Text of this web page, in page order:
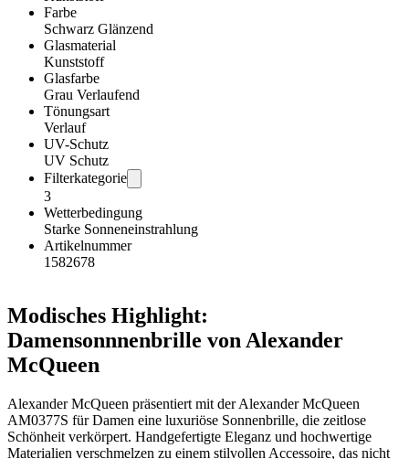
Farbe
Schwarz Glänzend
Glasmaterial
Kunststoff
Glasfarbe
Grau Verlaufend
Tönungsart
Verlauf
UV-Schutz
UV Schutz
Filterkategorie
3
Wetterbedingung
Starke Sonneneinstrahlung
Artikelnummer
1582678
Modisches Highlight:
Damensonnnenbrille von Alexander
McQueen
Alexander McQueen präsentiert mit der Alexander McQueen
AM0377S für Damen eine luxuriöse Sonnenbrille, die zeitlose
Schönheit verkörpert. Handgefertigte Eleganz und hochwertige
Materialien verschmelzen zu einem stilvollen Accessoire, das nicht